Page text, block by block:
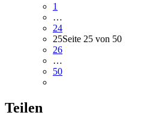
1
…
24
25Seite 25 von 50
26
…
50
Teilen